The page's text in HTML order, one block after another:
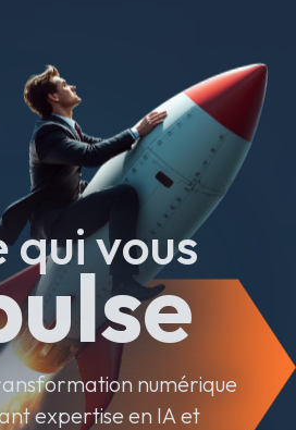
vous
numérique
expertise en IA et